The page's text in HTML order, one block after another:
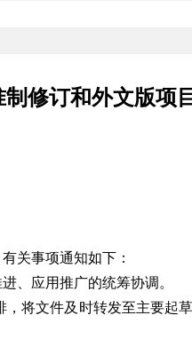
修订和外文版项
关事项通知如下：
、应用推广的统筹协调。
将文件及时转发至主要起